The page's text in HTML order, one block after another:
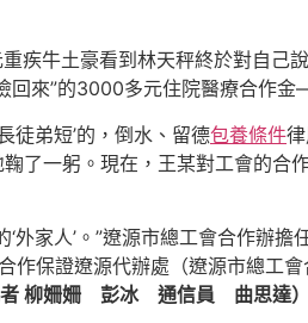
疾牛土豪看到林天秤終於對自己
回來”的3000多元住院醫療合作
徒弟短’的，倒水、留德包養條件
一躬。現在，王某對工會的合
家人’。”遼源市總工會合作辦
保證遼源代辦處（遼源市總工
者 柳姍姍 彭冰 通信員 曲思達）